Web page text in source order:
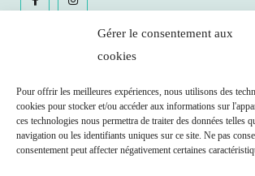
Gérer le consentement aux
cookies
Pour offrir les meilleures expériences, nous utilisons des
cookies pour stocker et/ou accéder aux informations sur
ces technologies nous permettra de traiter des données telles
navigation ou les identifiants uniques sur ce site. Ne pas
consentement peut affecter négativement certaines
Prendre RDV
Remboursement possible par votre